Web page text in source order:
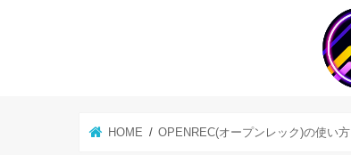
HOME OPENREC(オープンレック)の使い方